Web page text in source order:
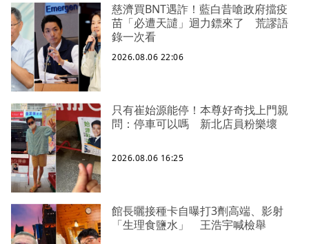
慈濟買BNT遇詐！藍白昔嗆政府擋疫
苗「必遭天譴」迴力鏢來了 荒謬語
錄一次看
2026.08.06 22:06
只有崔始源能停！本尊好奇找上門親
問：停車可以嗎 新北店員粉樂壞
2026.08.06 16:25
館長曬接種卡自曝打3劑高端、影射
「生理食鹽水」 王浩宇喊檢舉